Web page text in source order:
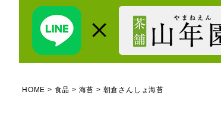
HOME 食品 海苔 朝倉さんしょ海苔